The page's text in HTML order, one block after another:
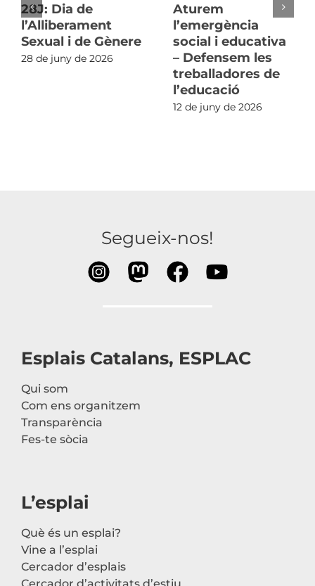
28J: Dia de
l’Alliberament
Sexual i de Gènere
28 de juny de 2026
Aturem
l’emergència
social i educativa
– Defensem les
treballadores de
l’educació
12 de juny de 2026
Segueix-nos!
Esplais Catalans, ESPLAC
Qui som
Com ens organitzem
Transparència
Fes-te sòcia
L’esplai
Què és un esplai?
Vine a l’esplai
Cercador d’esplais
Cercador d’activitats d’estiu